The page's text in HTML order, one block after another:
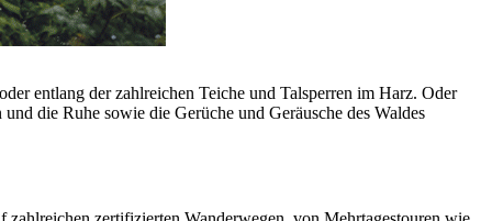
entlang der zahlreichen Teiche und Talsperren im Harz. Oder
die Ruhe sowie die Gerüche und Geräusche des Waldes